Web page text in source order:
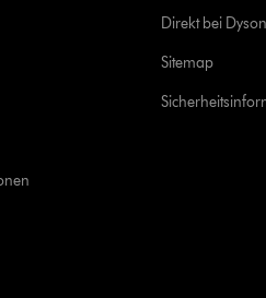
Direkt bei
Sitemap